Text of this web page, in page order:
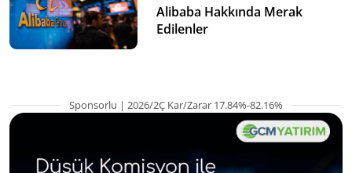
Alibaba Hakkında Merak
Edilenler
Sponsorlu | 2026/2Ç Kar/Zarar 17.84%-82.16%